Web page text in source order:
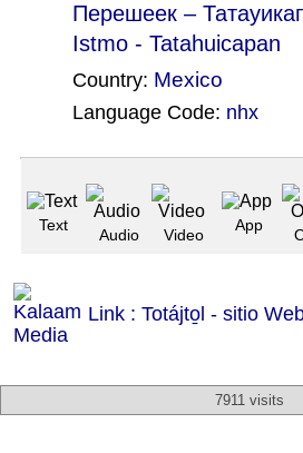
Перешеек –
Istmo - Tatahuicapan
Country: Mexico
Language Code: nhx
Text
Audio Video
App
Link : Totájto̱l - sitio
7911 visits